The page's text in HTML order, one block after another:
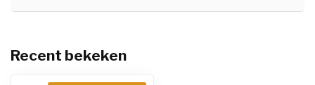
Recent bekeken